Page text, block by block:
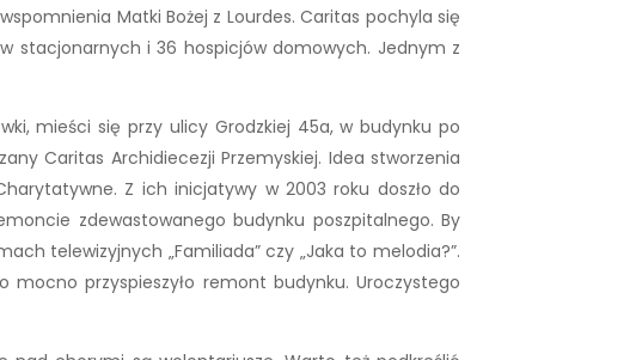
Matki Bożej z Lourdes. Caritas pochyla się
stacjonarnych i 36 hospicjów domowych. Jednym z
mieści się przy ulicy Grodzkiej 45a, w budynku po
Caritas Archidiecezji Przemyskiej. Idea stworzenia
Z ich inicjatywy w 2003 roku doszło do
zdewastowanego budynku poszpitalnego. By
telewizyjnych „Familiada” czy „Jaka to melodia?”.
mocno przyspieszyło remont budynku. Uroczystego